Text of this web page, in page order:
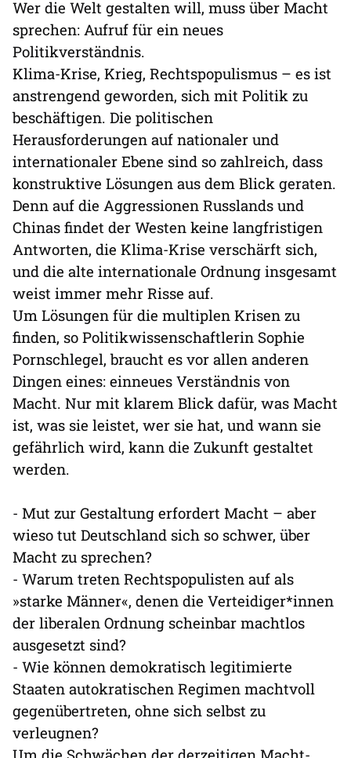
Wer die Welt gestalten will, muss über Macht
sprechen: Aufruf für ein neues
Politikverständnis.
Klima-Krise, Krieg, Rechtspopulismus – es ist
anstrengend geworden, sich mit Politik zu
beschäftigen. Die politischen
Herausforderungen auf nationaler und
internationaler Ebene sind so zahlreich, dass
konstruktive Lösungen aus dem Blick geraten.
Denn auf die Aggressionen Russlands und
Chinas findet der Westen keine langfristigen
Antworten, die Klima-Krise verschärft sich,
und die alte internationale Ordnung insgesamt
weist immer mehr Risse auf.
Um Lösungen für die multiplen Krisen zu
finden, so Politikwissenschaftlerin Sophie
Pornschlegel, braucht es vor allen anderen
Dingen eines: einneues Verständnis von
Macht. Nur mit klarem Blick dafür, was Macht
ist, was sie leistet, wer sie hat, und wann sie
gefährlich wird, kann die Zukunft gestaltet
werden.
- Mut zur Gestaltung erfordert Macht – aber
wieso tut Deutschland sich so schwer, über
Macht zu sprechen?
- Warum treten Rechtspopulisten auf als
»starke Männer«, denen die Verteidiger*innen
der liberalen Ordnung scheinbar machtlos
ausgesetzt sind?
- Wie können demokratisch legitimierte
Staaten autokratischen Regimen machtvoll
gegenübertreten, ohne sich selbst zu
verleugnen?